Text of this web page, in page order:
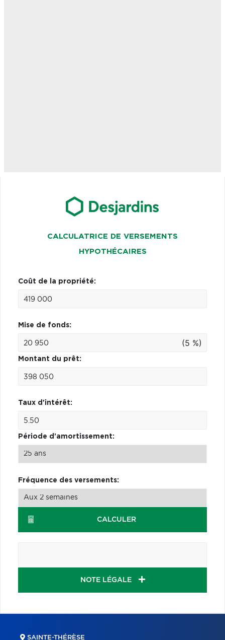
CALCULATRICE DE VERSEMENTS
HYPOTHÉCAIRES
Coût de la propriété:
Mise de fonds:
(5 %)
Montant du prêt:
Taux d'intérêt:
Période d'amortissement:
Fréquence des versements:
CALCULER
NOTE LÉGALE
SAINTE-THÉRÈSE